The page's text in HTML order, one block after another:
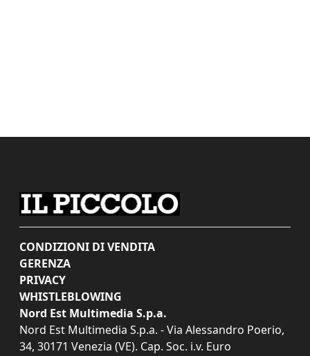
CONDIZIONI DI VENDITA
GERENZA
PRIVACY
WHISTLEBLOWING
Nord Est Multimedia S.p.a.
Nord Est Multimedia S.p.a. - Via Alessandro Poerio,
34, 30171 Venezia (VE). Cap. Soc. i.v. Euro